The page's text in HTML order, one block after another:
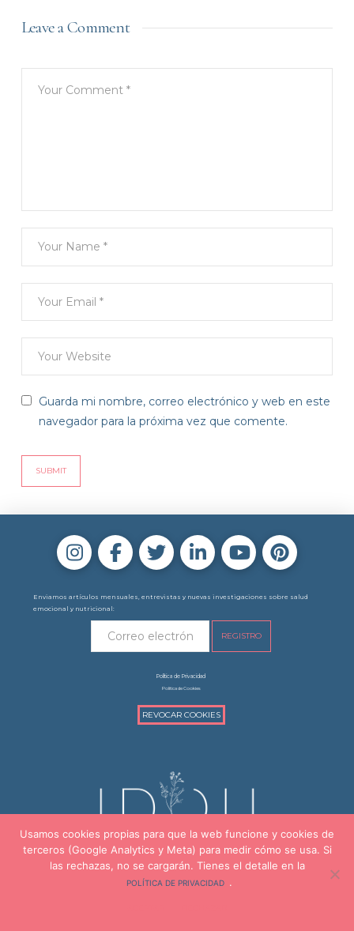
Leave a Comment
Guarda mi nombre, correo electrónico y web en este
navegador para la próxima vez que comente.
Enviamos artículos mensuales, entrevistas y nuevas investigaciones sobre salud
emocional y nutricional:
Política de Privacidad
Política de Cookies
REVOCAR COOKIES
669.900.307
info@idoupsicologia.com
Carrer del Rosselló, 17, Entlo. 2ª
Usamos cookies propias para que la web funcione y cookies de
terceros (Google Analytics y Meta) para medir cómo se usa. Si
las rechazas, no se cargarán. Tienes el detalle en la
POLÍTICA DE PRIVACIDAD .